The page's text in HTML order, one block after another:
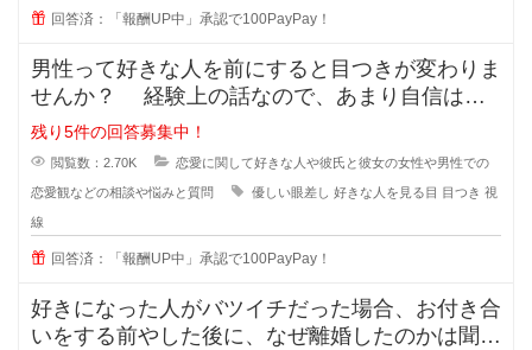
回答済：「報酬UP中」承認で100PayPay！
男性って好きな人を前にすると目つきが変わりま
せんか？ 経験上の話なので、あまり自信はな
いのですが... なんというか、
残り5件の回答募集中！
閲覧数：2.70K 恋愛に関して好きな人や彼氏と彼女の女性や男性での
恋愛観などの相談や悩みと質問 優しい眼差し 好きな人を見る目 目つき 視
線
回答済：「報酬UP中」承認で100PayPay！
好きになった人がバツイチだった場合、お付き合
いをする前やした後に、なぜ離婚したのかは聞き